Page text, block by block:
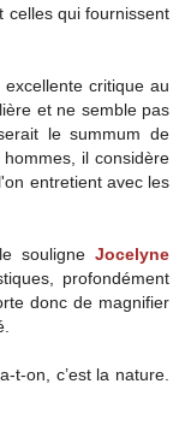
celles qui fournissent
critique au
et ne semble pas
le summum de
il considère
entretient avec les
souligne Jocelyne
profondément
donc de magnifier
t-on, c’est la nature.